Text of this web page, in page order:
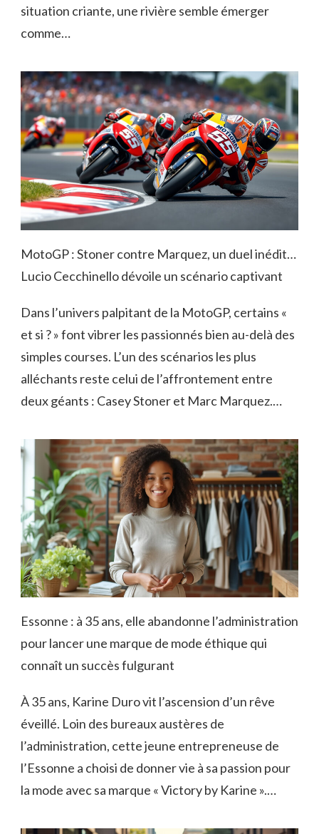
situation criante, une rivière semble émerger
comme…
MotoGP : Stoner contre Marquez, un duel inédit…
Lucio Cecchinello dévoile un scénario captivant
Dans l’univers palpitant de la MotoGP, certains «
et si ? » font vibrer les passionnés bien au-delà des
simples courses. L’un des scénarios les plus
alléchants reste celui de l’affrontement entre
deux géants : Casey Stoner et Marc Marquez.…
Essonne : à 35 ans, elle abandonne l’administration
pour lancer une marque de mode éthique qui
connaît un succès fulgurant
À 35 ans, Karine Duro vit l’ascension d’un rêve
éveillé. Loin des bureaux austères de
l’administration, cette jeune entrepreneuse de
l’Essonne a choisi de donner vie à sa passion pour
la mode avec sa marque « Victory by Karine ».…